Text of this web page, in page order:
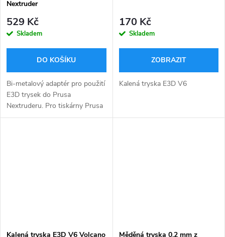
Nextruder
529 Kč
Skladem
DO KOŠÍKU
Bi-metalový adaptér pro použití
E3D trysek do Prusa
Nextruderu. Pro tiskárny Prusa
MK4, XL
170 Kč
Skladem
ZOBRAZIT
Kalená tryska E3D V6
Kalená tryska E3D V6 Volcano
Měděná tryska 0,2 mm z